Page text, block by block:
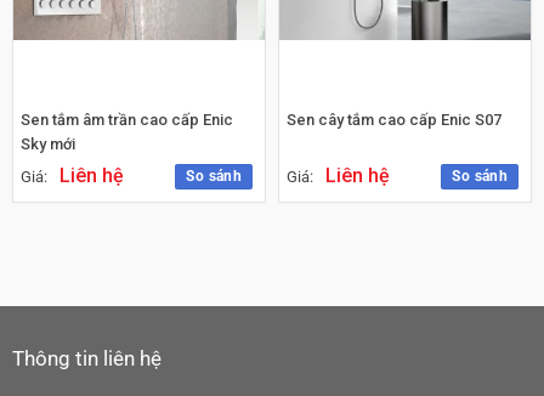
So sánh
Sen tắm âm trần cao cấp Enic
Sky mới
Giá:
Liên hệ So sánh
Sen cây tắm cao cấp Enic S07
Giá: Liên hệ
Thông tin liên hệ